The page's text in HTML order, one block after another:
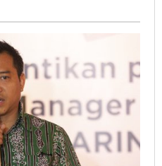
Rosmaniar